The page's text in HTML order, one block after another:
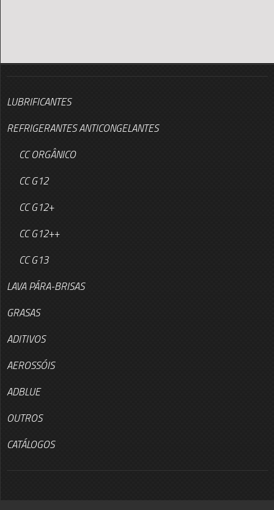
LUBRIFICANTES
REFRIGERANTES ANTICONGELANTES
CC ORGÂNICO
CC G12
CC G12+
CC G12++
CC G13
LAVA PÁRA-BRISAS
GRASAS
ADITIVOS
AEROSSÓIS
ADBLUE
OUTROS
CATÁLOGOS